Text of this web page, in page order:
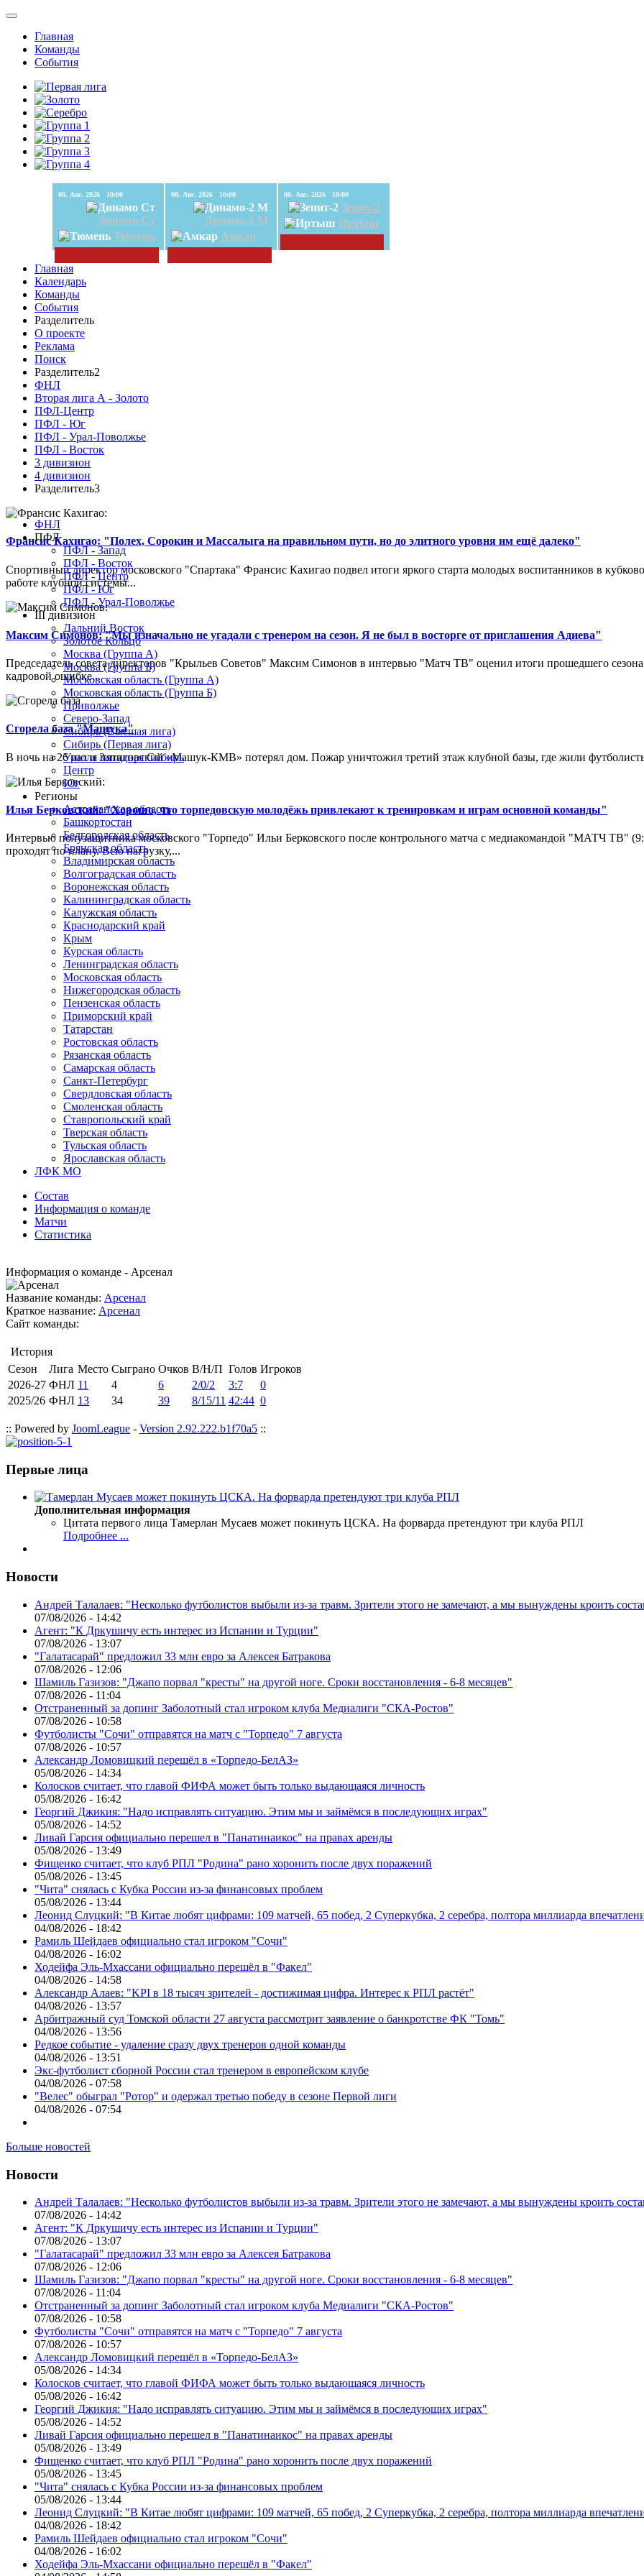
Главная
Команды
События
08. Авг. 2026 10:00
Динамо Ст
Тюмень
08. Авг. 2026 10:00
Динамо-2 М
Амкар
08. Авг. 2026 10:00
Зенит-2
Иртыш
Главная
Календарь
Команды
События
Разделитель
О проекте
Реклама
Поиск
Разделитель2
ФНЛ
Вторая лига А - Золото
ПФЛ-Центр
ПФЛ - Юг
ПФЛ - Урал-Поволжье
ПФЛ - Восток
3 дивизион
4 дивизион
Разделитель3
Франсис Кахигао: "Полех, Сорокин и Массалыга на правильном пути, но до элитного уровня им ещё далеко"
Спортивный директор московского "Спартака" Франсис Кахигао подвел итоги яркого старта молодых воспитанников в
работе клубной системы...
Максим Симонов: "Мы изначально не угадали с тренером на сезон. Я не был в восторге от приглашения Адиева"
Председатель совета директоров "Крыльев Советов" Максим Симонов в интервью "Матч ТВ" оценил итоги прошедшего сезона
кадровой ошибке...
Сгорела база "Машука"
В ночь на 26 июля пятигорский «Машук-КМВ» потерял дом. Пожар уничтожил третий этаж клубной базы, где жили
Илья Берковский: "Хорошо, что торпедовскую молодёжь привлекают к тренировкам и играм основной команды"
Интервью полузащитника московского "Торпедо" Ильи Берковского после контрольного матча с медиакомандой "МАТЧ ТВ"
проходят по плану. Всю нагрузку,...
ФНЛ
ПФЛ
ПФЛ - Запад
ПФЛ - Восток
ПФЛ - Центр
ПФЛ - Юг
ПФЛ - Урал-Поволжье
III дивизион
Дальний Восток
Золотое Кольцо
Москва (Группа А)
Москва (Группа Б)
Московская область (Группа А)
Московская область (Группа Б)
Приволжье
Северо-Запад
Сибирь (Высшая лига)
Сибирь (Первая лига)
Урал и Западная Сибирь
Центр
Юг
Регионы
Астраханская область
Башкортостан
Белгородская область
Брянская область
Владимирская область
Волгоградская область
Воронежская область
Калининградская область
Калужская область
Краснодарский край
Крым
Курская область
Ленинградская область
Московская область
Нижегородская область
Пензенская область
Приморский край
Татарстан
Ростовская область
Рязанская область
Самарская область
Санкт-Петербург
Свердловская область
Смоленская область
Ставропольский край
Тверская область
Тульская область
Ярославская область
ЛФК МО
Состав
Информация о команде
Матчи
Статистика
Информация о команде - Арсенал
Название команды: Арсенал
Краткое название: Арсенал
Сайт команды:
История
Сезон
Лига Место Сыграно Очков В/Н/П Голов Игроков
2026-27 ФНЛ 11 4 6 2/0/2 3:7
0
2025/26 ФНЛ 13 34 39 8/15/11 42:44 0
:: Powered by JoomLeague - Version 2.92.222.b1f70a5 ::
Первые лица
Дополнительная информация
Цитата первого лица Тамерлан Мусаев может покинуть ЦСКА. На форварда претендуют три клуба РПЛ
Подробнее ...
Новости
Андрей Талалаев: "Несколько футболистов выбыли из-за травм. Зрители этого не замечают, а мы вынуждены кроить
07/08/2026 - 14:42
Агент: "К Дркушичу есть интерес из Испании и Турции"
07/08/2026 - 13:07
"Галатасарай" предложил 33 млн евро за Алексея Батракова
07/08/2026 - 12:06
Шамиль Газизов: "Джапо порвал "кресты" на другой ноге. Сроки восстановления - 6-8 месяцев"
07/08/2026 - 11:04
Отстраненный за допинг Заболотный стал игроком клуба Медиалиги "СКА-Ростов"
07/08/2026 - 10:58
Футболисты "Сочи" отправятся на матч с "Торпедо" 7 августа
07/08/2026 - 10:57
Александр Ломовицкий перешёл в «Торпедо-БелАЗ»
05/08/2026 - 14:34
Колосков считает, что главой ФИФА может быть только выдающаяся личность
05/08/2026 - 16:42
Георгий Джикия: "Надо исправлять ситуацию. Этим мы и займёмся в последующих играх"
05/08/2026 - 14:52
Ливай Гарсия официально перешел в "Панатинаикос" на правах аренды
05/08/2026 - 13:49
Фищенко считает, что клуб РПЛ "Родина" рано хоронить после двух поражений
05/08/2026 - 13:45
"Чита" снялась с Кубка России из-за финансовых проблем
05/08/2026 - 13:44
Леонид Слуцкий: "В Китае любят цифрами: 109 матчей, 65 побед, 2 Суперкубка, 2 серебра, полтора миллиарда
04/08/2026 - 18:42
Рамиль Шейдаев официально стал игроком "Сочи"
04/08/2026 - 16:02
Ходейфа Эль-Мхассани официально перешёл в "Факел"
04/08/2026 - 14:58
Александр Алаев: "KPI в 18 тысяч зрителей - достижимая цифра. Интерес к РПЛ растёт"
04/08/2026 - 13:57
Арбитражный суд Томской области 27 августа рассмотрит заявление о банкротстве ФК "Томь"
04/08/2026 - 13:56
Редкое событие - удаление сразу двух тренеров одной команды
04/08/2026 - 13:51
Экс-футболист сборной России стал тренером в европейском клубе
04/08/2026 - 07:58
"Велес" обыграл "Ротор" и одержал третью победу в сезоне Первой лиги
04/08/2026 - 07:54
Больше новостей
Новости
Андрей Талалаев: "Несколько футболистов выбыли из-за травм. Зрители этого не замечают, а мы вынуждены кроить
07/08/2026 - 14:42
Агент: "К Дркушичу есть интерес из Испании и Турции"
07/08/2026 - 13:07
"Галатасарай" предложил 33 млн евро за Алексея Батракова
07/08/2026 - 12:06
Шамиль Газизов: "Джапо порвал "кресты" на другой ноге. Сроки восстановления - 6-8 месяцев"
07/08/2026 - 11:04
Отстраненный за допинг Заболотный стал игроком клуба Медиалиги "СКА-Ростов"
07/08/2026 - 10:58
Футболисты "Сочи" отправятся на матч с "Торпедо" 7 августа
07/08/2026 - 10:57
Александр Ломовицкий перешёл в «Торпедо-БелАЗ»
05/08/2026 - 14:34
Колосков считает, что главой ФИФА может быть только выдающаяся личность
05/08/2026 - 16:42
Георгий Джикия: "Надо исправлять ситуацию. Этим мы и займёмся в последующих играх"
05/08/2026 - 14:52
Ливай Гарсия официально перешел в "Панатинаикос" на правах аренды
05/08/2026 - 13:49
Фищенко считает, что клуб РПЛ "Родина" рано хоронить после двух поражений
05/08/2026 - 13:45
"Чита" снялась с Кубка России из-за финансовых проблем
05/08/2026 - 13:44
Леонид Слуцкий: "В Китае любят цифрами: 109 матчей, 65 побед, 2 Суперкубка, 2 серебра, полтора миллиарда
04/08/2026 - 18:42
Рамиль Шейдаев официально стал игроком "Сочи"
04/08/2026 - 16:02
Ходейфа Эль-Мхассани официально перешёл в "Факел"